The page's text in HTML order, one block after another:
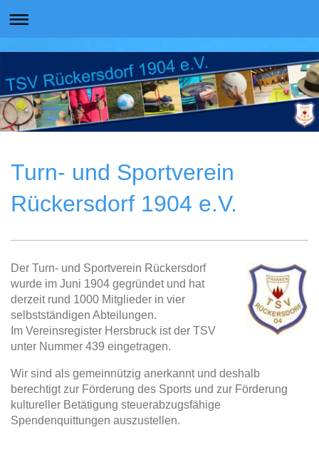
Turn- und Sportverein
Rückersdorf 1904 e.V.
Der Turn- und Sportverein Rückersdorf
wurde im Juni 1904 gegründet und hat
derzeit rund 1000 Mitglieder in vier
selbstständigen Abteilungen.
Im Vereinsregister Hersbruck ist der TSV
unter Nummer 439 eingetragen.
Wir sind als gemeinnützig anerkannt und deshalb
berechtigt zur Förderung des Sports und zur Förderung
kultureller Betätigung steuerabzugsfähige
Spendenquittungen auszustellen.